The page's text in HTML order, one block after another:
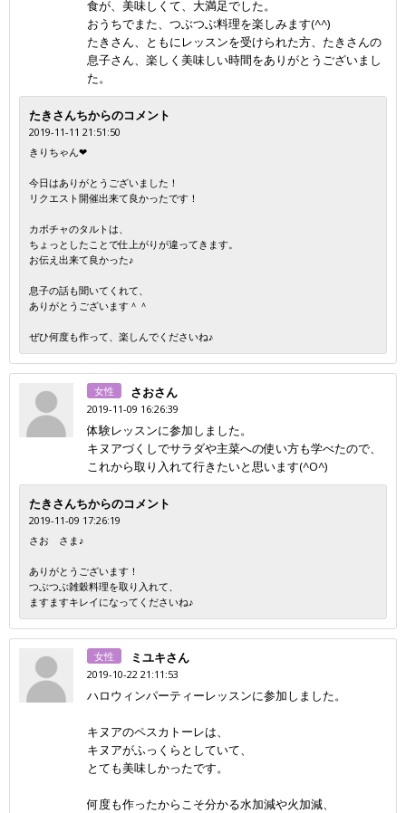
食が、美味しくて、大満足でした。
おうちでまた、つぶつぶ料理を楽しみます(^^)
たきさん、ともにレッスンを受けられた方、たきさんの
息子さん、楽しく美味しい時間をありがとうございまし
た。
たきさんちからのコメント
2019-11-11 21:51:50
きりちゃん❤
今日はありがとうございました！
リクエスト開催出来て良かったです！
カボチャのタルトは、
ちょっとしたことで仕上がりが違ってきます。
お伝え出来て良かった♪
息子の話も聞いてくれて、
ありがとうございます＾＾
ぜひ何度も作って、楽しんでくださいね♪
女性 さおさん
2019-11-09 16:26:39
体験レッスンに参加しました。
キヌアづくしでサラダや主菜への使い方も学べたので、
これから取り入れて行きたいと思います(^O^)
たきさんちからのコメント
2019-11-09 17:26:19
さお さま♪
ありがとうございます！
つぶつぶ雑穀料理を取り入れて、
ますますキレイになってくださいね♪
女性 ミユキさん
2019-10-22 21:11:53
ハロウィンパーティーレッスンに参加しました。
キヌアのペスカトーレは、
キヌアがふっくらとしていて、
とても美味しかったです。
何度も作ったからこそ分かる水加減や火加減、